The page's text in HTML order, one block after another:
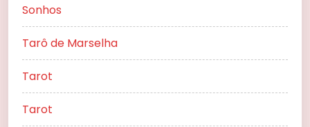
Sonhos
Tarô de Marselha
Tarot
Tarot